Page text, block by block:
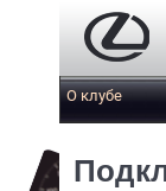
О клубе